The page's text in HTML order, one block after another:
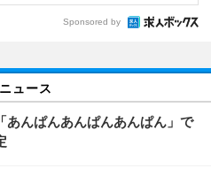
Sponsored by
ュース
あんぱんあんぱんあんぱん」で